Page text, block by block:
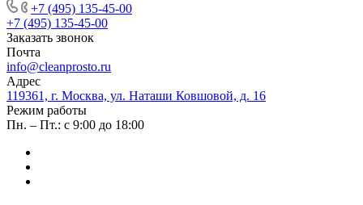
+7 (495) 135-45-00
+7 (495) 135-45-00
Заказать звонок
Почта
info@cleanprosto.ru
Адрес
119361, г. Москва, ул. Наташи Ковшовой, д. 16
Режим работы
Пн. – Пт.: с 9:00 до 18:00